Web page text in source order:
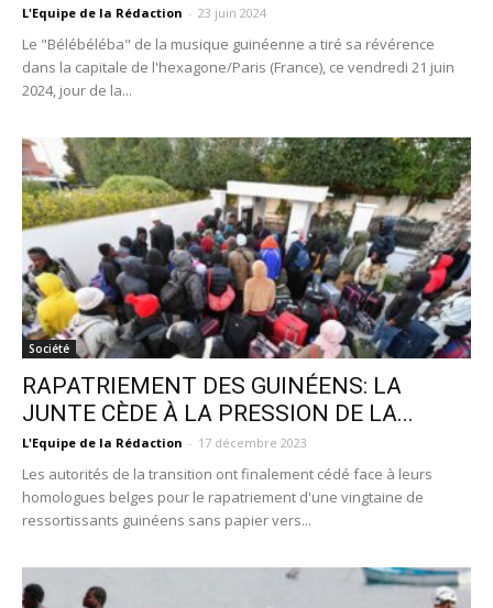
L'Equipe de la Rédaction - 23 juin 2024
Le "Bélébéléba" de la musique guinéenne a tiré sa révérence
dans la capitale de l'hexagone/Paris (France), ce vendredi 21 juin
2024, jour de la...
Société
RAPATRIEMENT DES GUINÉENS: LA
JUNTE CÈDE À LA PRESSION DE LA...
L'Equipe de la Rédaction - 17 décembre 2023
Les autorités de la transition ont finalement cédé face à leurs
homologues belges pour le rapatriement d'une vingtaine de
ressortissants guinéens sans papier vers...